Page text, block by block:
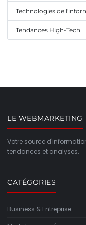
Technologies de
Tendances High-Tech
LE WEBMARKETING
Votre source
tendances et analyses.
CATÉGORIES
Business & Entreprise